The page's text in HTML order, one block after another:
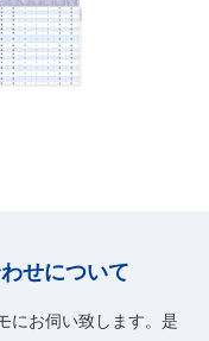
せについて
にお伺い致します。是